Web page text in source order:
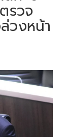
รวจ
วงหน้า